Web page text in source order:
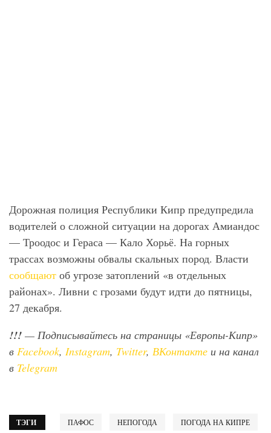
Дорожная полиция Республики Кипр предупредила
водителей о сложной ситуации на дорогах Амиандос
— Троодос и Гераса — Кало Хорьё. На горных
трассах возможны обвалы скальных пород. Власти
сообщают об угрозе затоплений «в отдельных
районах». Ливни с грозами будут идти до пятницы,
27 декабря.
!!! — Подписывайтесь на страницы «Европы-Кипр»
в Facebook, Instagram, Twitter, ВКонтакте и на канал
в Telegram
ТЭГИ ПАФОС НЕПОГОДА ПОГОДА НА КИПРЕ